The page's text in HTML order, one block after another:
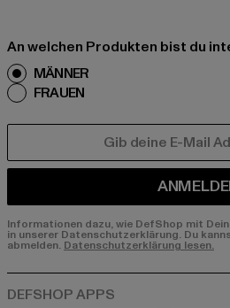
An welchen Produkten bist du
MÄNNER
FRAUEN
Informationen dazu, wie DefShop mit
in unserer Datenschutzerklärung. Du
abmelden. Datenschutzerklärung lesen.